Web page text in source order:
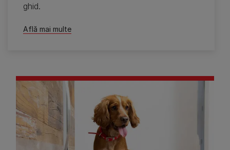
ghid.
Află mai multe